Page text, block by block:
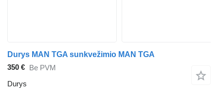
Durys MAN TGA sunkvežimio MAN TGA
350 €
Be PVM
Durys